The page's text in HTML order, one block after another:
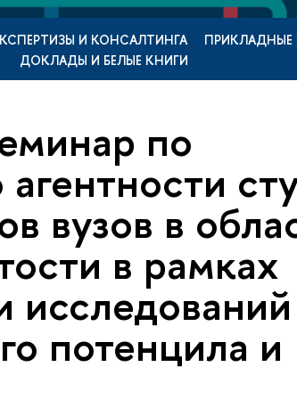
И КОНСАЛТИНГА ПРИКЛАДНЫЕ
ДОКЛАДЫ И БЕЛЫЕ КНИГИ
по
вузов в
в рамках
исследований
потенцила и